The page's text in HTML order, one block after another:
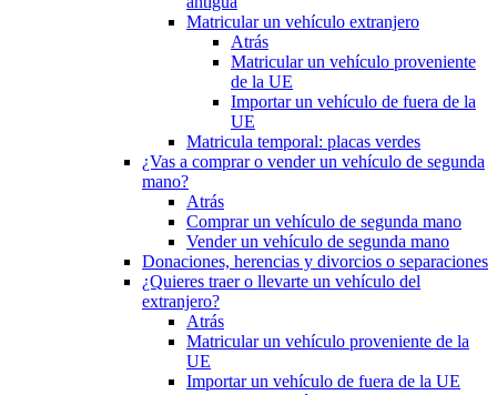
Matricular un vehículo extranjero
Atrás
Matricular un vehículo proveniente
de la UE
Importar un vehículo de fuera de la
UE
Matricula temporal: placas verdes
¿Vas a comprar o vender un vehículo de segunda
mano?
Atrás
Comprar un vehículo de segunda mano
Vender un vehículo de segunda mano
Donaciones, herencias y divorcios o separaciones
¿Quieres traer o llevarte un vehículo del
extranjero?
Atrás
Matricular un vehículo proveniente de la
UE
Importar un vehículo de fuera de la UE